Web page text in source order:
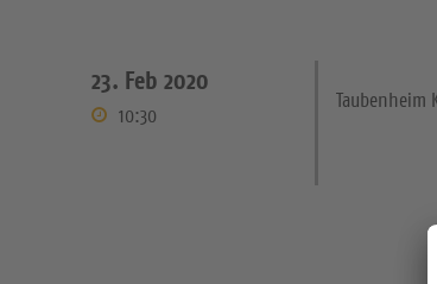
23. Feb 2020
10:30
Taubenheim